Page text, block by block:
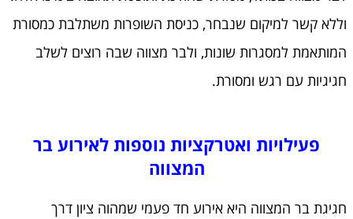
וללא קשר למיקום שנבחר, כניסת השופרות משתלבת כמסורת
המותאמת למסגרות שונות, ולבר מצווה שבה רוצים לשלב
חגיגיות עם רגש ומסורת.
פעילויות ואטרקציות נוספות לאירוע בר
המצווה
חגיגת בר המצווה היא אירוע חד פעמי שמהוה ציון דרך